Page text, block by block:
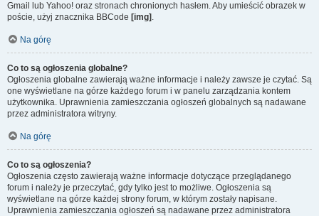
Gmail lub Yahoo! oraz stronach chronionych hasłem. Aby umieścić obrazek w
poście, użyj znacznika BBCode [img] .
Na górę
Co to są ogłoszenia globalne?
Ogłoszenia globalne zawierają ważne informacje i należy zawsze je czytać. Są
one wyświetlane na górze każdego forum i w panelu zarządzania kontem
użytkownika. Uprawnienia zamieszczania ogłoszeń globalnych są nadawane
przez administratora witryny.
Na górę
Co to są ogłoszenia?
Ogłoszenia często zawierają ważne informacje dotyczące przeglądanego
forum i należy je przeczytać, gdy tylko jest to możliwe. Ogłoszenia są
wyświetlane na górze każdej strony forum, w którym zostały napisane.
Uprawnienia zamieszczania ogłoszeń są nadawane przez administratora